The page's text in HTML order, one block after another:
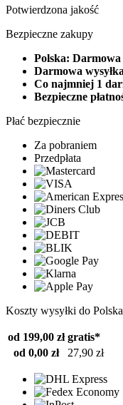
Potwierdzona jakość
Bezpieczne zakupy
Polska: Darmowa
Darmowa
Co najmniej 1
Bezpieczne
Płać bezpiecznie
Za pobraniem
Przedpłata
Koszty wysyłki do Polska
od 199,00 zł gratis*
od 0,00 zł
27,90 zł